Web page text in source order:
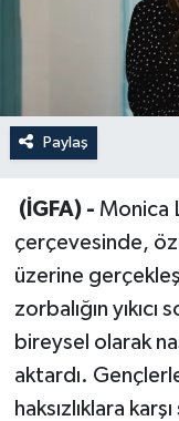
Paylaş
(İGFA) - Monica
çerçevesinde,
üzerine
zorbalığın
bireysel olarak
aktardı.
haksızlıklara